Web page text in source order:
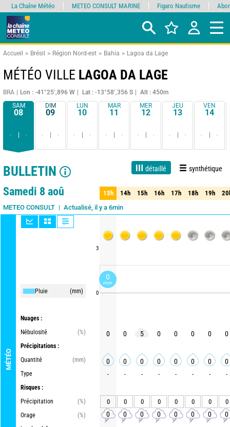
Accueil Brésil Région Nord-est Bahia Lagoa da Lage
MÉTÉO VILLE LAGOA DA LAGE
BRA Lon : -41°25’,896 W Lat : -13°58’,356 S
Alt : 450m
SAM
08
- -
DIM
09
- -
LUN
10
- -
MAR
11
- -
MER
12
- -
JEU
13
- -
VEN
14
- -
BULLETIN détaillé synthétique
1 jour 3 jours 7 jours 15 jours Fiabilité 90%
Samedi 8 aoû
METEO CONSULT Actualisé, il y a 6min
MÉTÉO
Pluie (mm)
Nuages :
Nébulosité
(%)
Précipitations :
Quantité
(mm)
Type
Risques :
Précipitation
(%)
Orage
(%)
3
0
13h 14h 15h 16h 17h 18h 19h
13h 14h 15h 16h 17h 18h 19h
0 0 5 0 0 0 0 0
0 0 0 0 0 0 0 0
- - - - - - - -
0 0 0 0 0 0 0 0
0 0 0 0 0 0 0 0
La Chaîne Météo METEO CONSULT MARINE Figaro Nautisme
0
mm